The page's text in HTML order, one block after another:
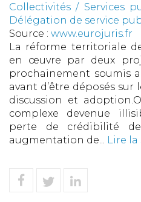
Collectivités / Services
Délégation de service
Source : www.eurojuris.fr
La réforme territoriale
en œuvre par deux
prochainement soumis
avant d’être déposés
discussion et
complexe devenue
perte de crédibilité
augmentation de...
Lire la